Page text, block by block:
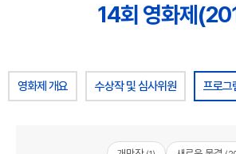
14회 영화제
영화제 개요 수상작 및 심사위원 프로그